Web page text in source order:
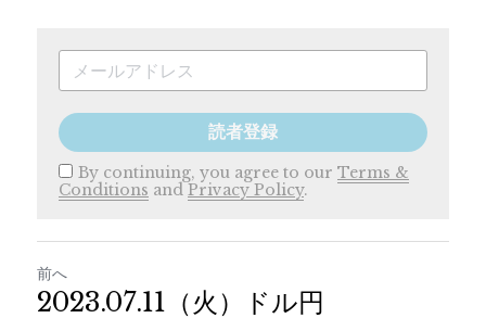
読者登録
By continuing, you agree to our Terms &
Conditions and Privacy Policy.
前へ
2023.07.11（火）ドル円